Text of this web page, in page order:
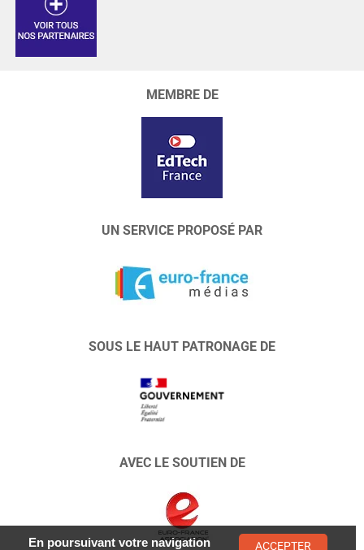
MEMBRE DE
UN SERVICE PROPOSÉ PAR
SOUS LE HAUT PATRONAGE DE
AVEC LE SOUTIEN DE
En poursuivant votre navigation ACCEPTER